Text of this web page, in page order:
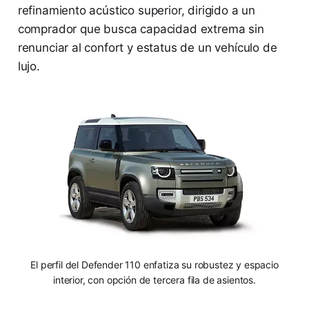
refinamiento acústico superior, dirigido a un
comprador que busca capacidad extrema sin
renunciar al confort y estatus de un vehículo de
lujo.
El perfil del Defender 110 enfatiza su robustez y espacio
interior, con opción de tercera fila de asientos.